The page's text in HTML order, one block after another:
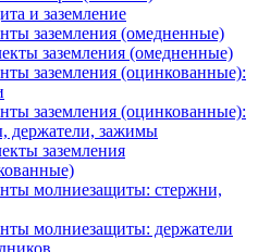
и заземление
заземления (омедненные)
заземления (омедненные)
заземления (оцинкованные):
заземления (оцинкованные):
держатели, зажимы
заземления
молниезащиты: стержни,
молниезащиты: держатели